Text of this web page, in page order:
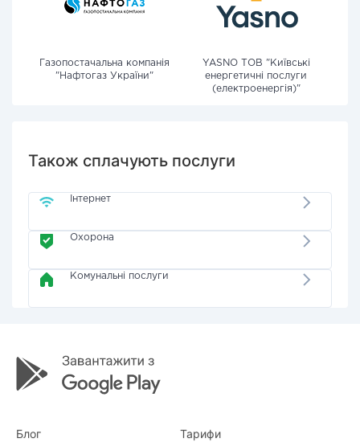
Газопостачальна компанія
"Нафтогаз України"
YASNO ТОВ "Київські
енергетичні послуги
(електроенергія)"
Також сплачують послуги
Інтернет
Охорона
Комунальні послуги
Блог Тарифи